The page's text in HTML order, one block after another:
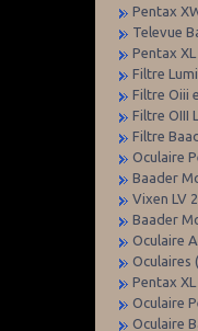
Pentax
Televue
Pentax
Filtre
Filtre Oiii
Filtre OIII
Filtre
Oculaire
Baader
Vixen LV
Baader
Oculaire
Oculaires
Pentax
Oculaire
Oculaire